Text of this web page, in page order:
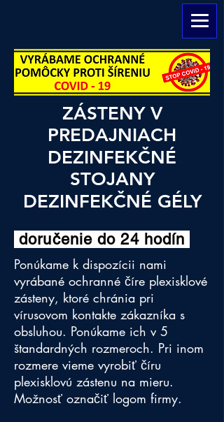
ZÁSTENY V
PREDAJNIACH
DEZINFEKČNÉ
STOJANY
DEZINFEKČNÉ GÉLY
doručenie do 24 hodín
Ponúkame k dispozícii nami
vyrábané ochranné číre plexisklové
zásteny, ktoré chránia pri
vírusovom kontakte zákazníka s
obsluhou. Ponúkame ich v 5
štandardných rozmeroch. Pri inom
rozmere vieme vyrobiť číru
plexisklovú zástenu na mieru.
Možnosť označiť logom firmy.